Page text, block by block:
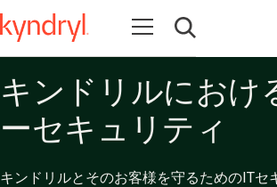
Open navigation
Open search
キンドリルにおけ
ーセキュリティ
キンドリルとそのお客様を守るためのITセ